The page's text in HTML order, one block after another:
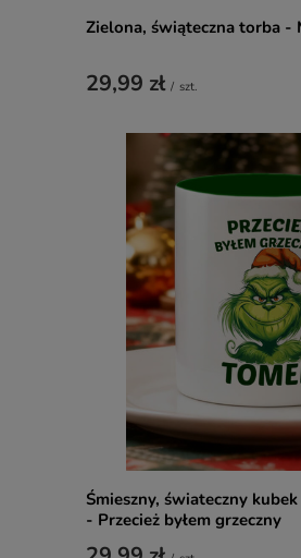
Zielona, świąteczna torba -
29,99 zł / szt.
Śmieszny, świateczny
- Przecież byłem grzeczny